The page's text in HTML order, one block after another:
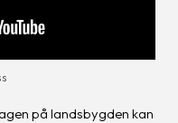
på landsbygden kan